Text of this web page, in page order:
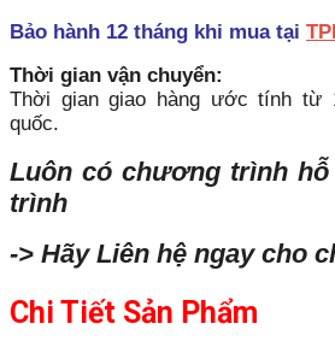
Bảo hành 12 tháng khi mua tại
Thời gian vận chuyển:
Thời gian giao hàng ước tính từ
quốc.
Luôn có chương trình
trình
-> Hãy Liên hệ ngay cho
Chi Tiết Sản Phẩm